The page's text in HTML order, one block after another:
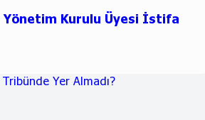
Yönetim Kurulu Üyesi İstifa